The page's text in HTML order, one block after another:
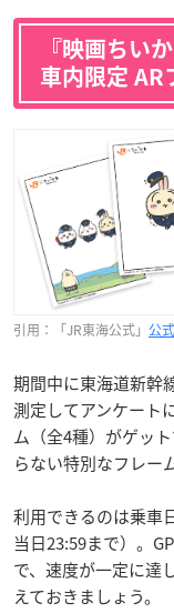
『映画ちい
車内限定 AR
引用：「JR東海公式」 公
期間中に東海道新幹
測定してアンケート
ム（全4種）がゲッ
らない特別なフレー
利用できるのは乗車
当日23:59まで）。
で、速度が一定に達
えておきましょう。